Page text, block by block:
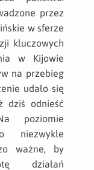
przez
w sferze
kluczowych
w Kijowie
na przebieg
udało się
dziś odnieść
poziomie
niezwykle
ważne, by
działań